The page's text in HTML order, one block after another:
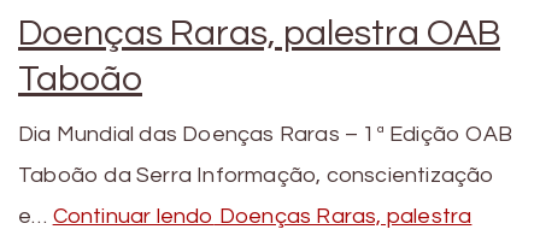
Doenças Raras, palestra OAB
Taboão
Dia Mundial das Doenças Raras – 1ª Edição OAB
Taboão da Serra Informação, conscientização
e… Continuar lendo Doenças Raras, palestra